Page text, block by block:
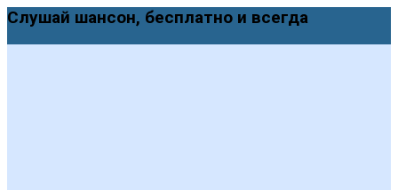
Слушай шансон, бесплатно и всегда